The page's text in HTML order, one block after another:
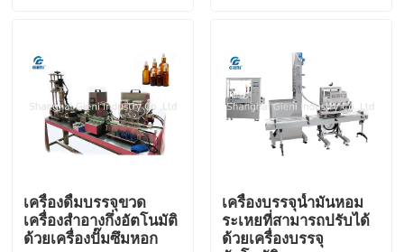
ติดต่อเรา
ข่าว
บล็อก
เครื่องดื่มบรรจุขวด
เครื่องสำอางกึ่งอัตโนมัติ
ด้วยเครื่องปั๊มซึมหอก
เครื่องบรรจุน้ำมันหอม
ระเหยที่สามารถปรับได้
ด้วยเครื่องบรรจุ